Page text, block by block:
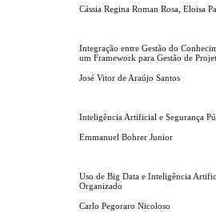
Cássia Regina Roman Rosa, Eloisa
Integração entre Gestão do
um Framework para Gestão de
José Vitor de Araújo Santos
Inteligência Artificial e Segurança
Emmanuel Bohrer Junior
Uso de Big Data e Inteligência
Organizado
Carlo Pegoraro Nicoloso